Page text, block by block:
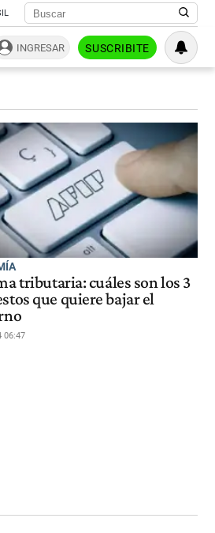
INGRESAR SUSCRIBITE
tributaria: cuáles son los 3
que quiere bajar el
06:47